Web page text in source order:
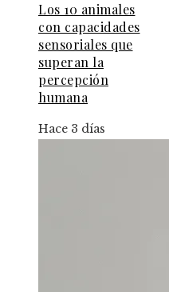
Los 10 animales
con capacidades
sensoriales que
superan la
percepción
humana
Hace 3 días